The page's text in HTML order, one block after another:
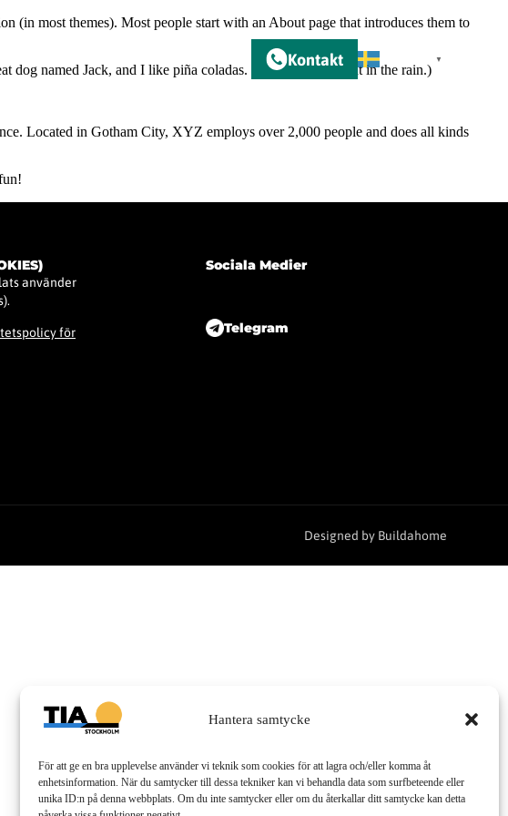
Hantera samtycke
För att ge en bra upplevelse använder vi teknik som cookies för att lagra och/eller komma åt
enhetsinformation. När du samtycker till dessa tekniker kan vi behandla data som surfbeteende eller
unika ID:n på denna webbplats. Om du inte samtycker eller om du återkallar ditt samtycke kan detta
Kontakt ▼
(in most themes). Most people start with an About page that introduces them to
dog named Jack, and I like piña coladas. (And gettin’ caught in the rain.)
Located in Gotham City, XYZ employs over 2,000 people and does all kinds
använder
för
Sociala Medier
Telegram
Designed by Buildahome